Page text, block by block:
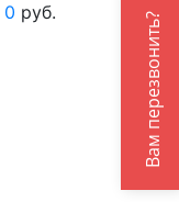
0 руб. Вам перезвонить?